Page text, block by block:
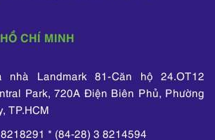
CHÍ MINH
Landmark 81-Căn hộ 24.OT12
Park, 720A Điện Biên Phủ, Phường
TP.HCM
* (84-28) 3 8214594